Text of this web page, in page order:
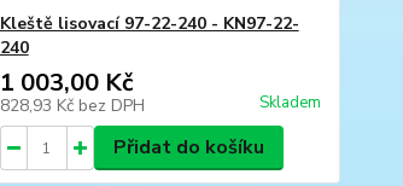
Kleště lisovací 97-22-240 - KN97-22-
240
1 003,00 Kč
828,93 Kč bez DPH Skladem
Přidat do košíku